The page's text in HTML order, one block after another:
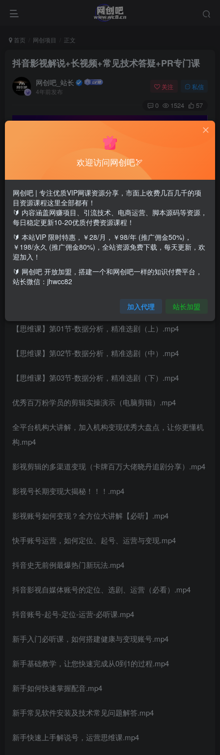
首页 网创项目 正文
抖音影视解说+长视频+常见技术答疑+PR专门课
网创吧_站长
4年前发布
关注 私信
0 1524 57
课程内容：
2022年阿伟老师新年茶话会，展望2022年影视剪辑行业.mp4
【头部学员分享】快手变现的多种模式.mp4
【学员分享】1天涨粉百万的账号主-咏梅追剧运营分享.mp4
【思维课】第01节-数据分析，精准选剧（上）.mp4
【思维课】第02节-数据分析，精准选剧（中）.mp4
【思维课】第03节-数据分析，精准选剧（下）.mp4
优秀百万粉学员的剪辑实操演示（电脑剪辑）.mp4
全平台机构大讲解，加入机构变现优秀大盘点，让你更懂机
构.mp4
影视剪辑的多渠道变现（卡牌百万大佬晓丹追剧分享）.mp4
影视号长期变现大揭秘！！！.mp4
影视账号如何变现？全方位大讲解【必听】.mp4
快手账号运营，如何定位、起号、运营与变现.mp4
抖音史无前例最爆热门新玩法.mp4
抖音影视自媒体账号的定位、选剧、运营（必看）.mp4
抖音账号-起号-定位-运营-必听课.mp4
新手入门必听课，如何搭建健康与变现账号.mp4
新手基础教学，让您快速完成从0到1的过程.mp4
新手如何快速掌握配音.mp4
新手常见软件安装及技术常见问题解答.mp4
新手快速上手解说号，运营思维课.mp4
欢迎访问网创吧🏹
网创吧 | 专注优质VIP网课资源分享，市面上收费几百几千的项
目资源课程这里全部都有！
🔰 内容涵盖网赚项目、引流技术、电商运营、脚本源码等资源，
每日稳定更新10-20优质付费资源课程！
🔰 本站VIP 限时特惠，￥28/月，￥98/年 (推广佣金50%)，
￥198/永久 (推广佣金80%)，全站资源免费下载，每天更新，欢
迎加入！
🔰 网创吧 开放加盟，搭建一个和网创吧一样的知识付费平台，
站长微信：jhwcc82
加入代理 站长加盟